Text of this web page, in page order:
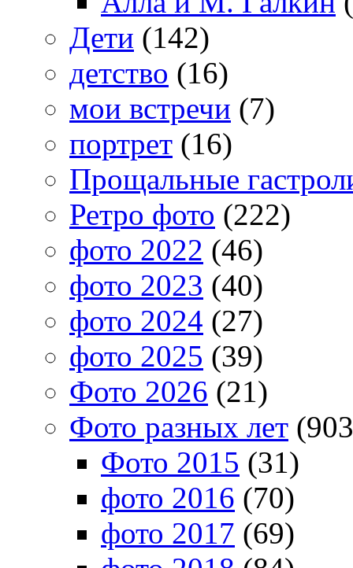
Дети (142)
детство (16)
мои встречи (7)
портрет (16)
Прощальные
Ретро фото (222)
фото 2022 (46)
фото 2023 (40)
фото 2024 (27)
фото 2025 (39)
Фото 2026 (21)
Фото разных лет
Фото 2015 (31)
фото 2016 (70)
фото 2017 (69)